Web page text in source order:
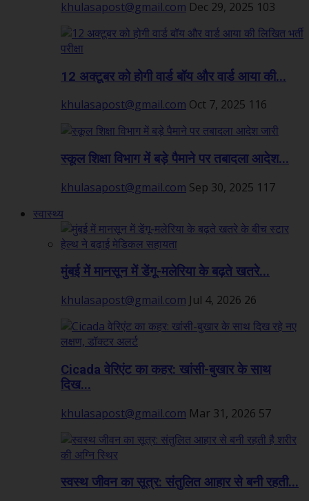
khulasapost@gmail.com Dec 29, 2025 103
12 अक्टूबर को होगी वार्ड बॉय और वार्ड आया की...
khulasapost@gmail.com Oct 7, 2025 116
स्कूल शिक्षा विभाग में बड़े पैमाने पर तबादला आदेश...
khulasapost@gmail.com Sep 30, 2025 117
स्वास्थ्य
मुंबई में मानसून में डेंगू-मलेरिया के बढ़ते खतरे...
khulasapost@gmail.com Jul 4, 2026 26
Cicada वेरिएंट का कहर: खांसी-बुखार के साथ
दिख...
khulasapost@gmail.com Mar 31, 2026 57
स्वस्थ जीवन का सूत्र: संतुलित आहार से बनी रहती...